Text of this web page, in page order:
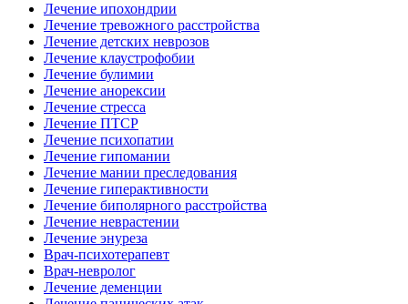
Лечение ипохондрии
Лечение тревожного расстройства
Лечение детских неврозов
Лечение клаустрофобии
Лечение булимии
Лечение анорексии
Лечение стресса
Лечение ПТСР
Лечение психопатии
Лечение гипомании
Лечение мании преследования
Лечение гиперактивности
Лечение биполярного расстройства
Лечение неврастении
Лечение энуреза
Врач-психотерапевт
Врач-невролог
Лечение деменции